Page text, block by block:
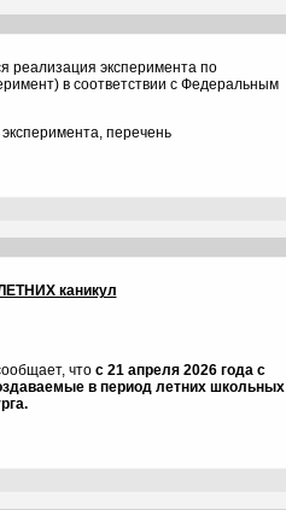
реализация эксперимента по
в соответствии с Федеральным
перечень
каникул
что с 21 апреля 2026 года с
в период летних школьных